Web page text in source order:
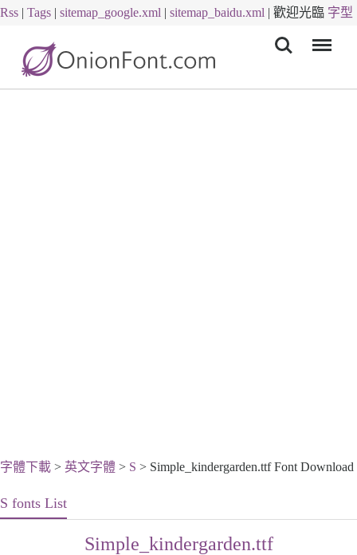
Rss | Tags | sitemap_google.xml | sitemap_baidu.xml | 歡迎光臨 字型
字體下載 > 英文字體 > S > Simple_kindergarden.ttf Font Download
S fonts List
Simple_kindergarden.ttf